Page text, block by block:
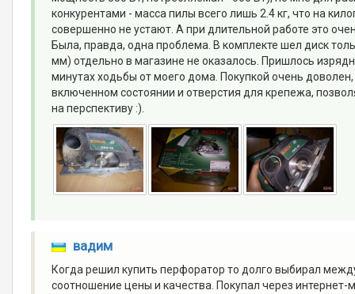
конкурентами - масса пилы всего лишь 2.4 кг, что на
совершенно не устают. А при длительной работе это
Была, правда, одна проблема. В комплекте шел диск
мм) отдельно в магазине не оказалось. Пришлось
минутах ходьбы от моего дома. Покупкой очень
включенном состоянии и отверстия для крепежа,
на перспективу :).
вадим
Когда решил купить перфоратор то долго выбирал
соотношение цены и качества. Покупал через